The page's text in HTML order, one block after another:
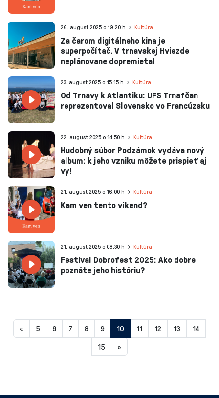
Za čarom digitálneho kina je
superpočítač. V trnavskej Hviezde
neplánovane dopremietal
26. august 2025 o 19.20 h Kultúra
Od Trnavy k Atlantiku: UFS Trnafčan
reprezentoval Slovensko vo Francúzsku
23. august 2025 o 15.15 h Kultúra
Hudobný súbor Podzámok vydáva nový
album: k jeho vzniku môžete prispieť aj
vy!
22. august 2025 o 14.50 h Kultúra
Kam ven tento víkend?
21. august 2025 o 16.00 h Kultúra
Festival Dobrofest 2025: Ako dobre
poznáte jeho históriu?
21. august 2025 o 08.30 h Kultúra
« 5 6 7 8 9 10Aktuálna
stránka
11 12 13
14
15
»